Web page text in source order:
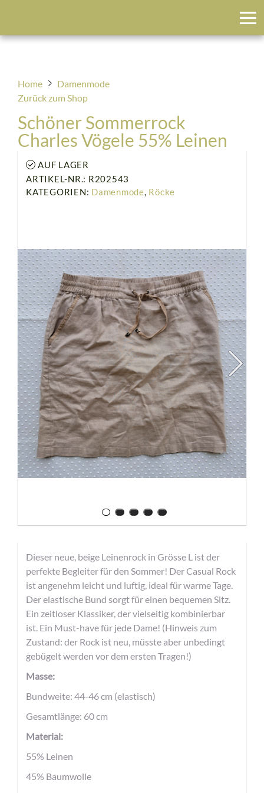
Home
Damenmode
Zurück zum Shop
Schöner Sommerrock
Charles Vögele 55% Leinen
AUF LAGER
ARTIKEL-NR.: R202543
KATEGORIEN: Damenmode, Röcke
Dieser neue, beige Leinenrock in Grösse L ist der
perfekte Begleiter für den Sommer! Der Casual Rock
ist angenehm leicht und luftig, ideal für warme Tage.
Der elastische Bund sorgt für einen bequemen Sitz.
Ein zeitloser Klassiker, der vielseitig kombinierbar
ist. Ein Must-have für jede Dame! (Hinweis zum
Zustand: der Rock ist neu, müsste aber unbedingt
gebügelt werden vor dem ersten Tragen!)
Masse:
Bundweite: 44-46 cm (elastisch)
Gesamtlänge: 60 cm
Material:
55% Leinen
45% Baumwolle